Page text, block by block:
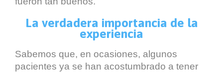
La verdadera importancia de la
experiencia
Sabemos que, en ocasiones, algunos
pacientes ya se han acostumbrado a tener